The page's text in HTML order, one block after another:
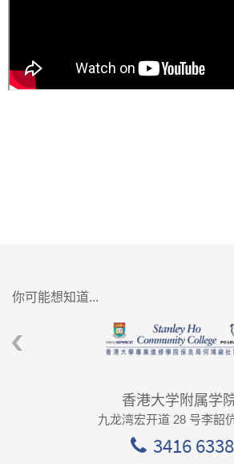
你可能想知道...
香港大学附属学
九龙湾宏开道 28 号李韶
3416 6338